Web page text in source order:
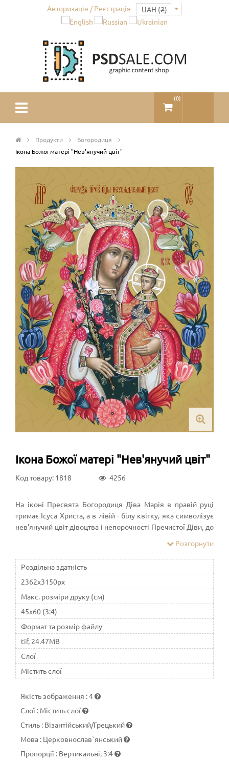
Авторизація / Реєстрація
(0)
Продукти
Богородиця
Ікона Божої матері "Нев'янучий цвіт"
Ікона Божої матері "Нев'янучий цвіт"
Код товару: 1818 4256
На іконі Пресвята Богородиця Діва Марія в правій руці
тримає Ісуса Христа, а в лівій - білу квітку, яка символізує
нев’янучий цвіт дівоцтва і непорочності Пречистої Діви, до
дівування і Нев'янучий Колір чистоти". Належить до типу
Одигітрія. Символіка квітки пов’язана в іконописі в першу
чергу із праобразом Богородиці. Одна з перших згадок –
розквітлий жезл Аарона (Чис.17:23), який уподібнюється
чудесному народженню Божої Матері від престарілих
батьків, а саме цвітіння – втіленню Христа.
Розгорнути
Роздільна здатність
2362x3150px
Макс. розміри друку (см)
45x60 (3:4)
Формат та розмір файлу
tif, 24.47MB
Слої
Містить слої
Якість зображення :4
Слої : Містить слої
Стиль : Візантійський/Грецький
Мова : Церковнослав`янський
Пропорції : Вертикальні, 3:4